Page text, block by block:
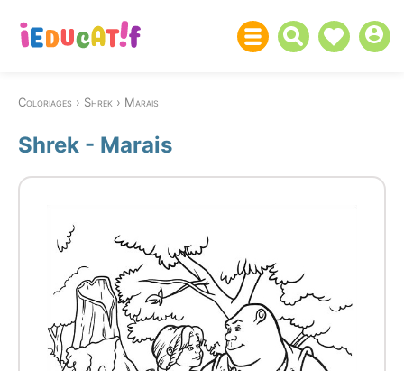
Coloriages Shrek Marais
Shrek - Marais